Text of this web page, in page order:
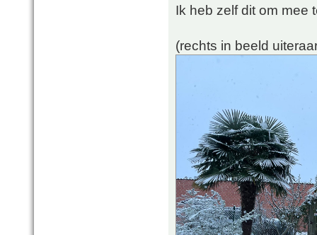
Ik heb zelf dit om mee
(rechts in beeld